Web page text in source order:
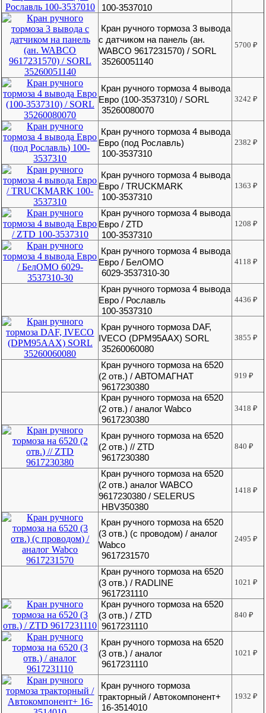
100-3537010
Кран ручного тормоза 3 вывода
с датчиком на панель (ан.
WABCO 9617231570) / SORL
35260051140
5700₽
Кран ручного тормоза 4 вывода
Евро (100-3537310) / SORL
35260080070
3242₽
Кран ручного тормоза 4 вывода
Евро (под Рославль)
100-3537310
2382₽
Кран ручного тормоза 4 вывода
Евро / TRUCKMARK
100-3537310
1363₽
Кран ручного тормоза 4 вывода
Евро / ZTD
100-3537310
1208₽
Кран ручного тормоза 4 вывода
Евро / БелОМО
6029-3537310-30
4118₽
Кран ручного тормоза 4 вывода
Евро / Рославль
100-3537310
4436₽
Кран ручного тормоза DAF,
IVECO (DPM95AAX) SORL
35260060080
3855₽
Кран ручного тормоза на 6520
(2 отв.) / АВТОМАГНАТ
9617230380
919₽
Кран ручного тормоза на 6520
(2 отв.) / аналог Wabco
9617230380
3418₽
Кран ручного тормоза на 6520
(2 отв.) // ZTD
9617230380
840₽
Кран ручного тормоза на 6520
(2 отв.) аналог WABCO
9617230380 / SELERUS
HBV350380
1418₽
Кран ручного тормоза на 6520
(3 отв.) (с проводом) / аналог
Wabco
9617231570
2495₽
Кран ручного тормоза на 6520
(3 отв.) / RADLINE
9617231110
1021₽
Кран ручного тормоза на 6520
(3 отв.) / ZTD
9617231110
840₽
Кран ручного тормоза на 6520
(3 отв.) / аналог
9617231110
1021₽
Кран ручного тормоза
тракторный / Автокомпонент+
16-3514010
1932₽